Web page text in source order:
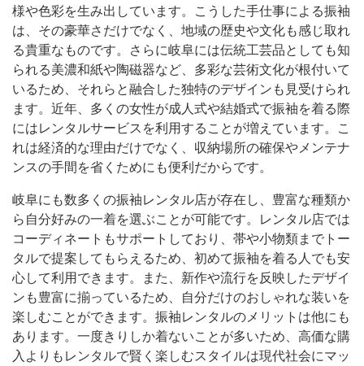
様や色彩を生み出しています。こうした手仕事による振袖
は、その豪華さだけでなく、地域の歴史や文化も感じ取れ
る貴重なものです。さらに岐阜には伝統工芸品としても知
られる美濃和紙や陶磁器など、多彩な芸術文化が根付いて
いるため、それらと融合した独特のデザインも見受けられ
ます。近年、多くの女性が成人式や結婚式で振袖を着る際
にはレンタルサービスを利用することが増えています。こ
れは経済的な理由だけでなく、収納場所の確保やメンテナ
ンスの手間を省くためにも便利だからです。
岐阜にも数多くの振袖レンタル店が存在し、豊富な種類か
ら自分好みの一着を選ぶことが可能です。レンタル店では
コーディネートもサポートしており、帯や小物類までトー
タルで提案してもらえるため、初めて振袖を着る人でも安
心して利用できます。また、新作や流行を反映したデザイ
ンも豊富に揃っているため、自分だけのおしゃれな装いを
楽しむことができます。振袖レンタルのメリットは他にも
あります。一度きりしか着ないことが多いため、高価な購
入よりもレンタルで賢く楽しむスタイルは現代社会にマッ